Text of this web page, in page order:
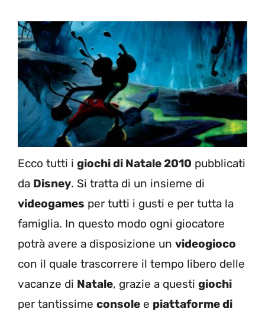
Ecco tutti i giochi di Natale 2010 pubblicati
da Disney. Si tratta di un insieme di
videogames per tutti i gusti e per tutta la
famiglia. In questo modo ogni giocatore
potrà avere a disposizione un videogioco
con il quale trascorrere il tempo libero delle
vacanze di Natale, grazie a questi giochi
per tantissime console e piattaforme di